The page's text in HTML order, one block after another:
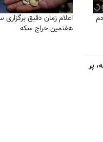
اعلام زمان دقیق
هفتمین حراج سکه
پر